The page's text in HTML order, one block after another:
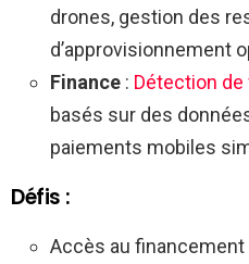
drones, gestion des
d’approvisionnement
Finance : Détection de
basés sur des
paiements mobiles
Défis :
Accès au financement